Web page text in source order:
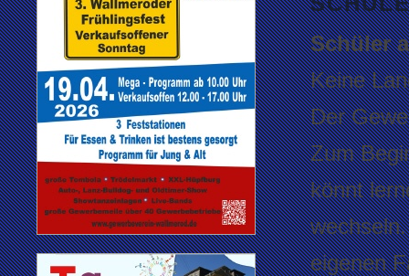
Schüler
Keine
Der
Zum
könnt
eigenen